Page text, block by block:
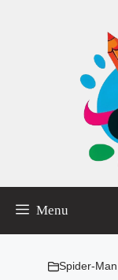
Menu
Spider-Man